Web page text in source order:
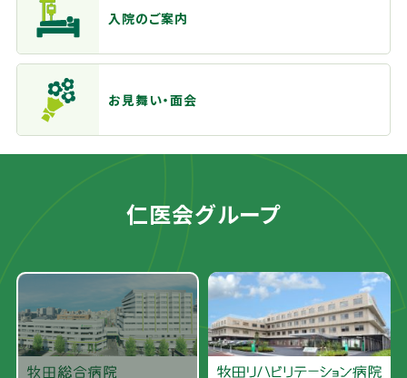
入院のご案内
お見舞い・面会
仁医会グループ